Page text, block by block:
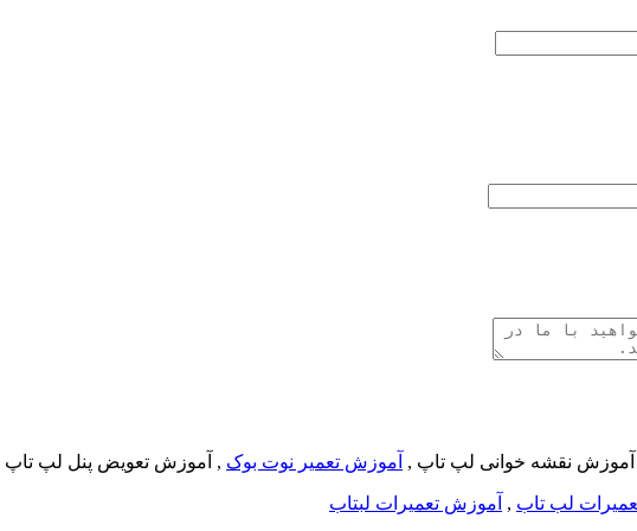
آموزش نقشه خوانی لپ تاپ , آموزش تعمیر نوت بوک , آموزش تعویض پنل لپ تاپ
لب تاب , آموزش تعمیرات لبتاب